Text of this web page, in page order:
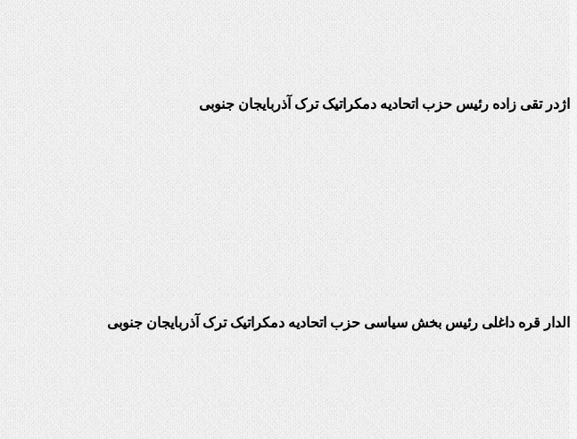
اژدر تقی زاده رئیس حزب اتحادیه دمکراتیک ترک آذربایجان جنوبی
الدار قره داغلی رئیس بخش سیاسی حزب اتحادیه دمکراتیک ترک آذربایجان جنوبی